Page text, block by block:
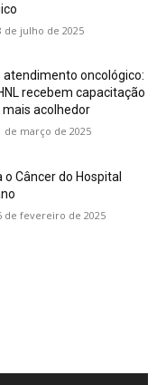
de julho de 2025
atendimento oncológico:
recebem capacitação
acolhedor
de março de 2025
o Câncer do Hospital
de fevereiro de 2025